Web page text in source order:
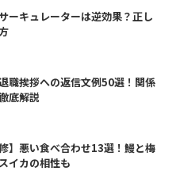
ーキュレーターは逆効果？正し
職挨拶への返信文例50選！関係
底解説
】悪い食べ合わせ13選！鰻と梅
イカの相性も